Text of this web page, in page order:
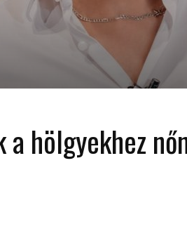
hölgyekhez